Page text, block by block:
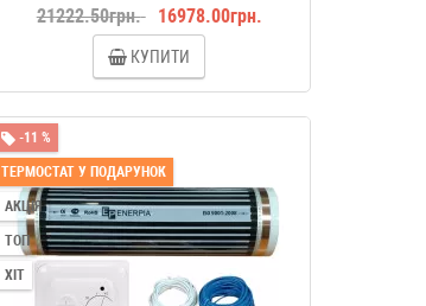
21222.50грн. 16978.00грн.
КУПИТИ
-11 %
ТЕРМОСТАТ У ПОДАРУНОК
АКЦІЯ
ТОП
ХІТ